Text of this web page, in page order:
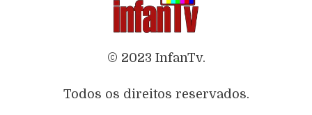
© 2023 InfanTv.
Todos os direitos reservados.